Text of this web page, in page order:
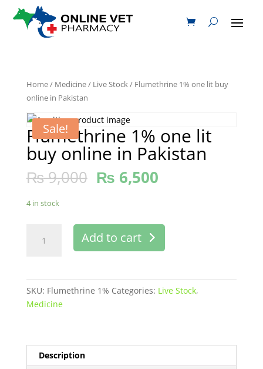
Home/ Medicine/ Live Stock/ Flumethrine 1% one lit buy
online in Pakistan
Sale!
Flumethrine 1% one lit
buy online in Pakistan
₨9,000 ₨ 6,500
4 in stock
Flumethrine
Add to cart
SKU: Flumethrine 1% Categories: Live Stock,
Medicine
Description